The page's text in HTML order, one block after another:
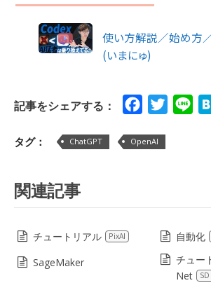
使い方解説／始め方
(いまにゅ)
記事をシェアする： FacebookTwitter
タグ： ChatGPT OpenAI
関連記事
チュートリアル PixAI 自動化
SageMaker
チュー
Net